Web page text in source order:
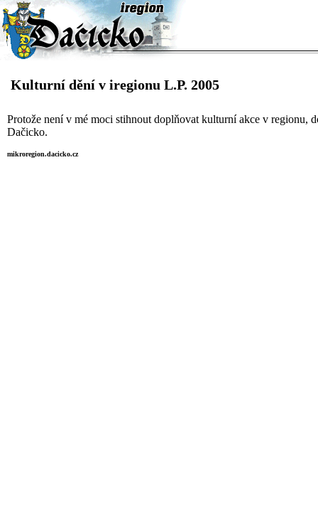
Kulturní dění v iregionu L.P. 2005
Protože není v mé moci stihnout doplňovat kulturní akce v regionu,
Dačicko.
mikroregion.dacicko.cz